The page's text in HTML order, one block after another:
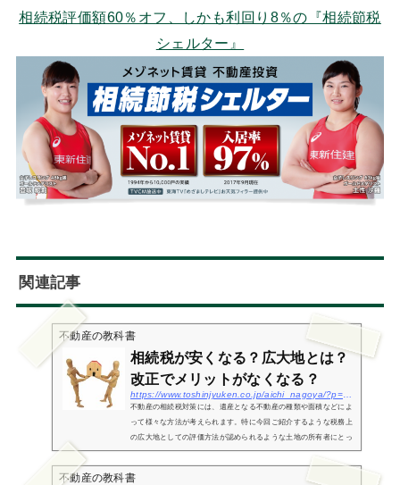
相続税評価額60％オフ、しかも利回り8％の『相続節税
シェルター』
関連記事
不動産の教科書
相続税が安くなる？広大地とは？
改正でメリットがなくなる？
不動産の相続税対策には、遺産となる不動産の種類や面積などによ
って様々な方法が考えられます。特に今回ご紹介するような税務上
の広大地としての評価方法が認められるような土地の所有者にとっ
ては、広大地やその評価方法についての概念に精通していること
は、相続...
不動産の教科書